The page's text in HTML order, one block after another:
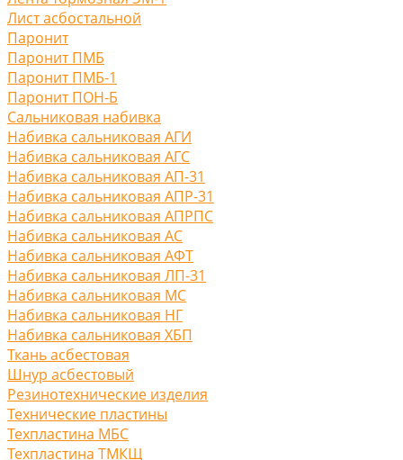
Лист асбостальной
Паронит
Паронит ПМБ
Паронит ПМБ-1
Паронит ПОН-Б
Сальниковая набивка
Набивка сальниковая АГИ
Набивка сальниковая АГС
Набивка сальниковая АП-31
Набивка сальниковая АПР-31
Набивка сальниковая АПРПС
Набивка сальниковая АС
Набивка сальниковая АФТ
Набивка сальниковая ЛП-31
Набивка сальниковая МС
Набивка сальниковая НГ
Набивка сальниковая ХБП
Ткань асбестовая
Шнур асбестовый
Резинотехнические изделия
Технические пластины
Техпластина МБС
Техпластина ТМКЩ